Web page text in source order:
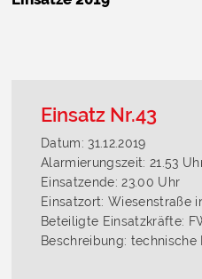
Einsatz Nr.43
Datum: 31.12.2019
Alarmierungszeit: 21.53
Einsatzende: 23.00 Uhr
Einsatzort: Wiesenstraße
Beteiligte Einsatzkräfte:
Beschreibung: